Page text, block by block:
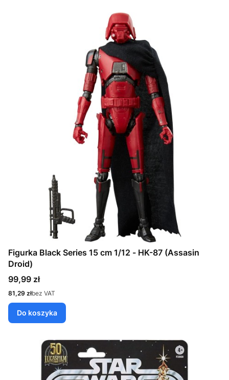
Figurka Black Series 15 cm 1/12 - HK-87 (Assasin
Droid)
Cena
99,99 zł
Cena
81,29 złbez VAT
Do koszyka